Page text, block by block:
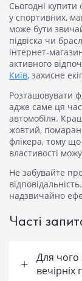
Сьогодні купити
у спортивних,
може бути
підвіска чи
інтернет-
активного
Київ, захисне
Розташовувати
адже саме ця
автомобіля.
жовтий,
флікера, тому що
властивості
Не забувайте
надзвичайно
Часті
Для чого
вечірніх